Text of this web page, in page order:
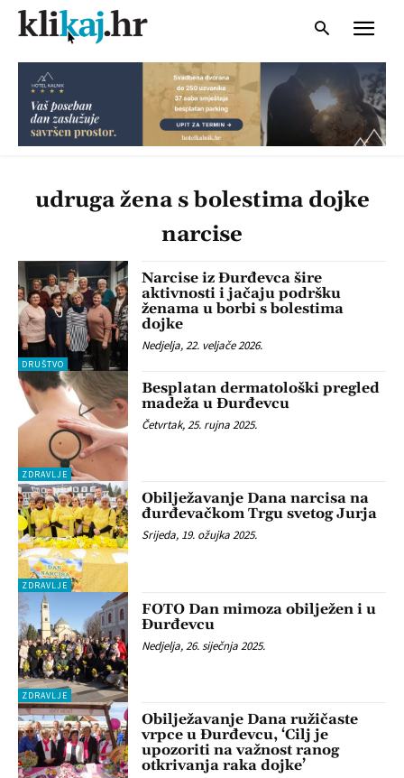
udruga žena s bolestima dojke
narcise
DRUŠTVO
Narcise iz Đurđevca šire
aktivnosti i jačaju podršku
ženama u borbi s bolestima
dojke
Nedjelja, 22. veljače 2026.
ZDRAVLJE
Besplatan dermatološki pregled
madeža u Đurđevcu
Četvrtak, 25. rujna 2025.
ZDRAVLJE
Obilježavanje Dana narcisa na
đurđevačkom Trgu svetog Jurja
Srijeda, 19. ožujka 2025.
ZDRAVLJE
FOTO Dan mimoza obilježen i u
Đurđevcu
Nedjelja, 26. siječnja 2025.
Obilježavanje Dana ružičaste
vrpce u Đurđevcu, ‘Cilj je
upozoriti na važnost ranog
otkrivanja raka dojke’